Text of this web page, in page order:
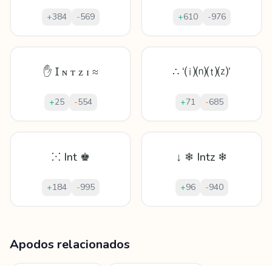
+384 -569 +610 -976
✋ Ɪ ɴ ᴛ ᴢ ɪ ≈
+25 -554
∴ ‘⒤⒩⒯⒵’
+71 -685
⁙ Int ♚
+184 -995
↓ ❄ Intz ❄
+96 -940
Apodos relacionados